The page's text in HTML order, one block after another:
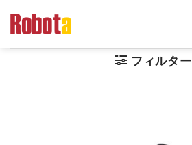
フィルター